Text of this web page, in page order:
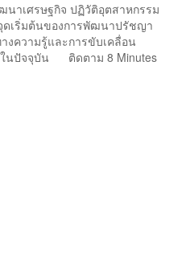
าเศรษฐกิจ ปฏิวัติอุตสาหกรรม
ดเริ่มต้นของการพัฒนาปรัชญา
งความรู้และการขับเคลื่อน
มในปัจจุบัน ติดตาม 8 Minutes